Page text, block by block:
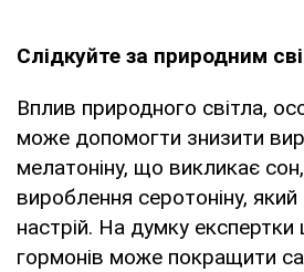
Слідкуйте за природним
Вплив природного світла,
може допомогти знизити
мелатоніну, що викликає
вироблення серотоніну,
настрій. На думку експертки
гормонів може покращити